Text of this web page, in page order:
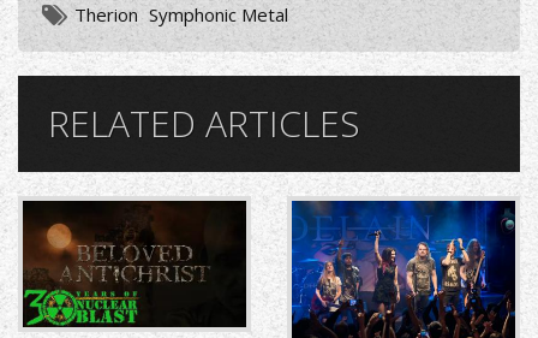
Therion Symphonic Metal
RELATED ARTICLES